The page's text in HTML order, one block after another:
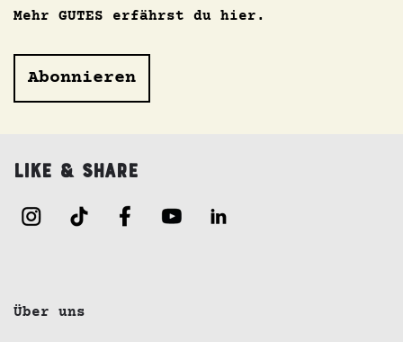
Mehr GUTES erfährst du hier.
Abonnieren
Like & Share
Über uns